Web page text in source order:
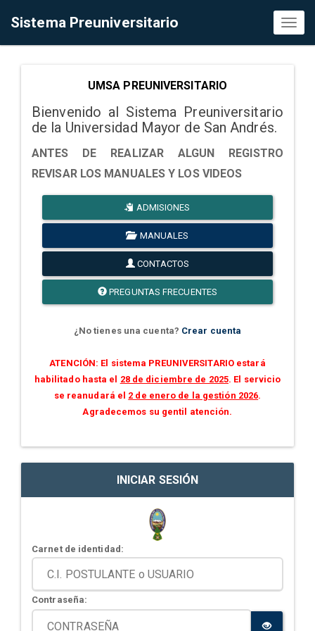
Sistema Preuniversitario
UMSA PREUNIVERSITARIO
Bienvenido al Sistema Preuniversitario
de la Universidad Mayor de San Andrés.
ANTES DE REALIZAR ALGUN REGISTRO
REVISAR LOS MANUALES Y LOS VIDEOS
ADMISIONES
MANUALES
CONTACTOS
PREGUNTAS FRECUENTES
¿No tienes una cuenta? Crear cuenta
ATENCIÓN: El sistema PREUNIVERSITARIO estará
habilitado hasta el 28 de diciembre de 2025. El servicio
se reanudará el 2 de enero de la gestión 2026.
Agradecemos su gentil atención.
INICIAR SESIÓN
Carnet de identidad:
Contraseña: